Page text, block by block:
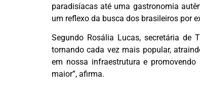
paradisíacas até uma gastronomia
um reflexo da busca dos brasileiros por
Segundo Rosália Lucas, secretária de
tornando cada vez mais popular,
em nossa infraestrutura e
maior”, afirma.